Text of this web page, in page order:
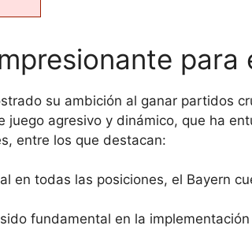
para
su ambición al ganar partidos
agresivo y dinámico, que ha
entre los que destacan:
en todas las posiciones, el Bayern
fundamental en la